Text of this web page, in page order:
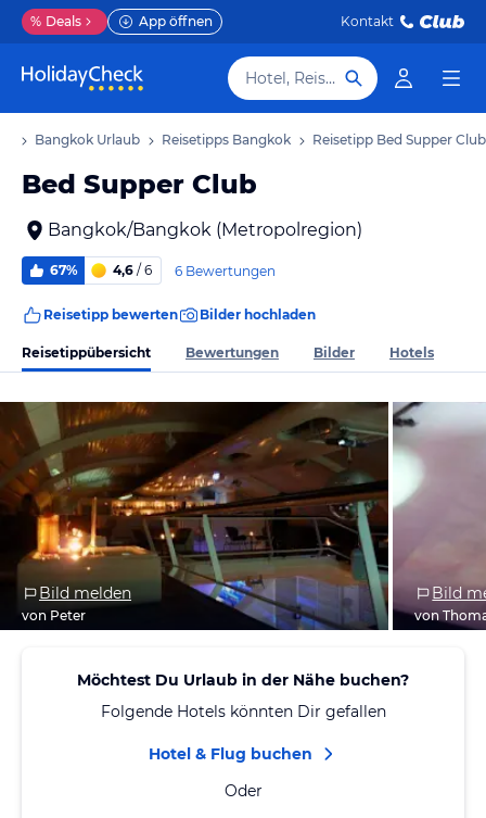
% Deals App öffnen Kontakt
Hotel, Reiseziel
Bangkok Urlaub Reisetipps Bangkok Reisetipp Bed Supper Club
Bed Supper Club
Bangkok/Bangkok (Metropolregion)
67% 4,6 / 6 6 Bewertungen
Reisetipp bewerten Bilder hochladen
Reisetippübersicht Bewertungen Bilder Hotels
Bild melden
von Peter
Bild
von
Möchtest Du Urlaub in der Nähe buchen?
Folgende Hotels könnten Dir gefallen
Hotel & Flug buchen
Oder